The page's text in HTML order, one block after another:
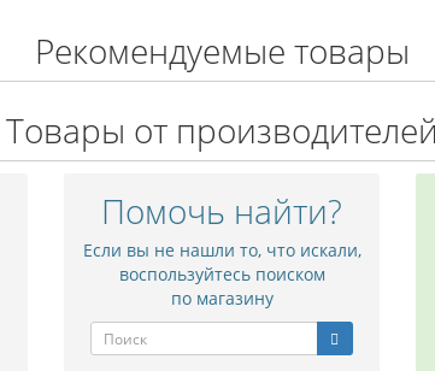
Рекомендуемые товары
Товары от производителей
Помочь найти?
Если вы не нашли то, что искали,
воспользуйтесь поиском
по магазину